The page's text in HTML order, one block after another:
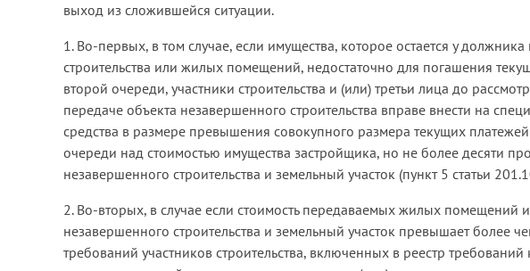
выход из сложившейся ситуации.
1. Во-первых, в том случае, если имущества, которое остается у
строительства или жилых помещений, недостаточно для погашения
второй очереди, участники строительства и (или) третьи лица до
передаче объекта незавершенного строительства вправе внести на
средства в размере превышения совокупного размера текущих
очереди над стоимостью имущества застройщика, но не более десяти
незавершенного строительства и земельный участок (пункт 5 статьи
2. Во-вторых, в случае если стоимость передаваемых жилых помещений
незавершенного строительства и земельный участок превышает более
требований участников строительства, включенных в реестр